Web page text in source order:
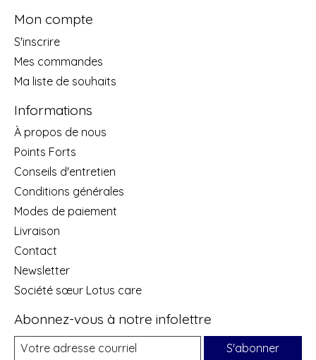
Mon compte
S'inscrire
Mes commandes
Ma liste de souhaits
Informations
À propos de nous
Points Forts
Conseils d'entretien
Conditions générales
Modes de paiement
Livraison
Contact
Newsletter
Société sœur Lotus care
Abonnez-vous à notre infolettre
S'abonner